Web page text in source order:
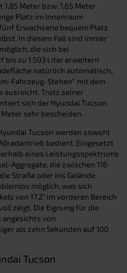
Meter bzw. 1,65 Meter
Platz im Innenraum
Erwachsene bequem Platz
In diesem Fall sind immer
die sich bei
bis zu 1.503 Liter erweitern
natürlich automatisch,
Fahrzeug-Stehen“ mit dem
ausreicht. Trotz seiner
sich der Hyundai Tucson
sehr bescheiden.
Tucson werden sowohl
bedient. Eingesetzt
eines Leistungsspektrums
Aggregate, die zwischen 116
Straße oder ins Gelände
möglich, was sich
von 17,2° im vorderen Bereich
zeigt. Die Eignung für die
von
als zehn Sekunden auf 100
Tucson